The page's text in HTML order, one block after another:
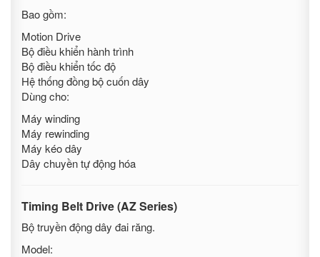
Bao gồm:
Motion Drive
Bộ điều khiển hành trình
Bộ điều khiển tốc độ
Hệ thống đồng bộ cuốn dây
Dùng cho:
Máy winding
Máy rewinding
Máy kéo dây
Dây chuyền tự động hóa
Timing Belt Drive (AZ Series)
Bộ truyền động dây đai răng.
Model: